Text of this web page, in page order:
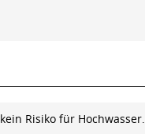
Risiko für Hochwasser.